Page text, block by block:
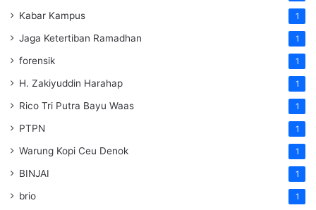
Kabar Kampus 1
Jaga Ketertiban Ramadhan 1
forensik 1
H. Zakiyuddin Harahap 1
Rico Tri Putra Bayu Waas 1
PTPN 1
Warung Kopi Ceu Denok 1
BINJAI 1
brio 1